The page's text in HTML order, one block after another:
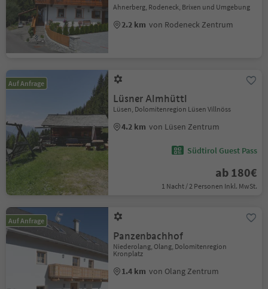
Ahnerberg, Rodeneck, Brixen und Umgebung
2.2 km von Rodeneck Zentrum
Auf Anfrage
Lüsner Almhüttl
Lüsen, Dolomitenregion Lüsen Villnöss
4.2 km von Lüsen Zentrum
Südtirol Guest Pass
ab 180€
1 Nacht / 2 Personen Inkl. MwSt.
Auf Anfrage
Panzenbachhof
Niederolang, Olang, Dolomitenregion
Kronplatz
1.4 km von Olang Zentrum